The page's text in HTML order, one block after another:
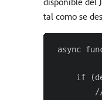
tal como se
async
if